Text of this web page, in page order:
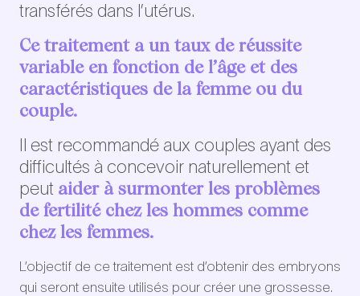
transférés dans l’utérus.
Ce traitement a un taux de réussite
variable en fonction de l’âge et des
caractéristiques de la femme ou du
couple.
Il est recommandé aux couples ayant des
difficultés à concevoir naturellement et
peut aider à surmonter les problèmes
de fertilité chez les hommes comme
chez les femmes.
L’objectif de ce traitement est d’obtenir des embryons
qui seront ensuite utilisés pour créer une grossesse.